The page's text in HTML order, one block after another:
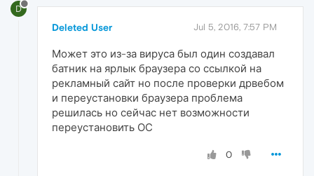
D
Deleted User Jul 5, 2016, 7:57 PM
Может это из-за вируса был один создавал
батник на ярлык браузера со ссылкой на
рекламный сайт но после проверки дрвебом
и переустановки браузера проблема
решилась но сейчас нет возможности
переустановить ОС
0